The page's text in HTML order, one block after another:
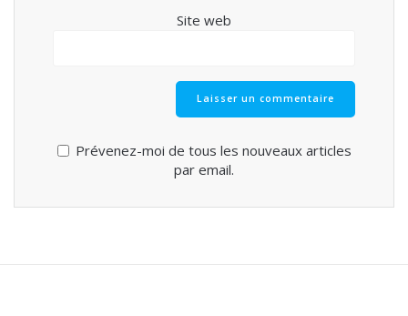
Site web
Prévenez-moi de tous les nouveaux articles
par email.